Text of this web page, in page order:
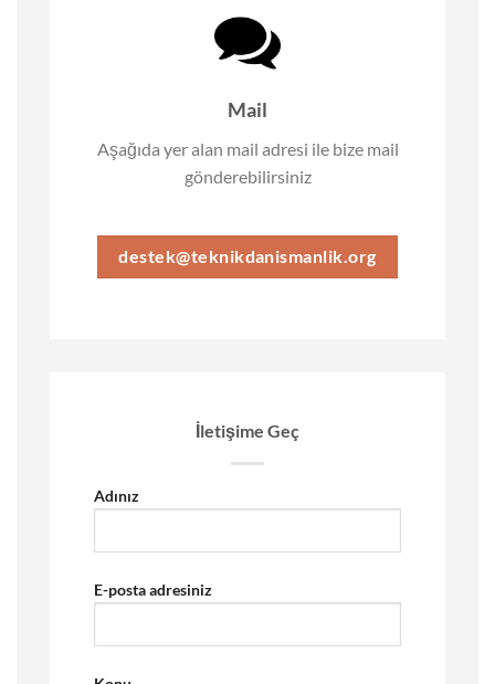
Mail
Aşağıda yer alan mail adresi ile bize mail
gönderebilirsiniz
destek@teknikdanismanlik.org
İletişime Geç
Adınız
E-posta adresiniz